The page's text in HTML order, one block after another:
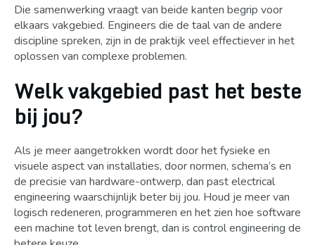
Die samenwerking vraagt van beide kanten begrip voor
elkaars vakgebied. Engineers die de taal van de andere
discipline spreken, zijn in de praktijk veel effectiever in het
oplossen van complexe problemen.
Welk vakgebied past het beste
bij jou?
Als je meer aangetrokken wordt door het fysieke en
visuele aspect van installaties, door normen, schema’s en
de precisie van hardware-ontwerp, dan past electrical
engineering waarschijnlijk beter bij jou. Houd je meer van
logisch redeneren, programmeren en het zien hoe software
een machine tot leven brengt, dan is control engineering de